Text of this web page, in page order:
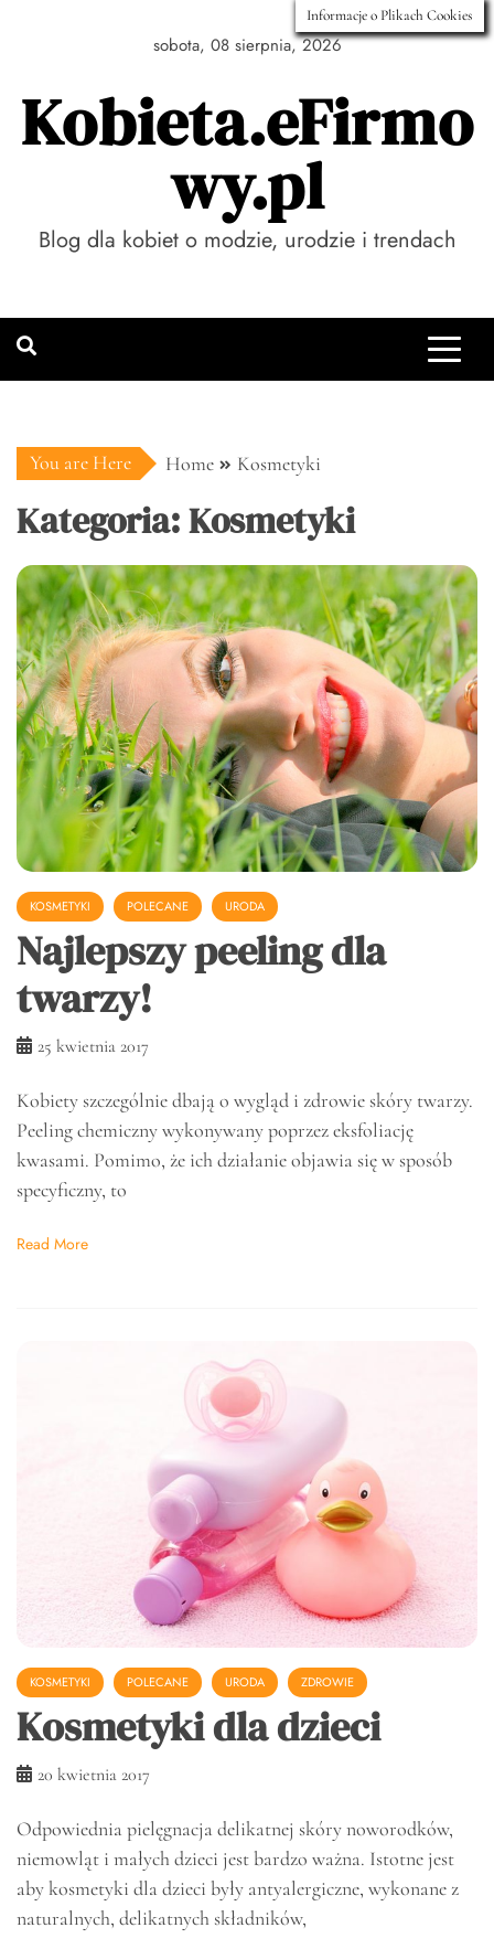
sobota, 08 sierpnia, 2026
Kobieta.eFirmo
wy.pl
Blog dla kobiet o modzie, urodzie i trendach
You are Here Home Kosmetyki
Kategoria:Kosmetyki
KOSMETYKI POLECANE URODA
Najlepszy peeling dla
twarzy!
25 kwietnia 2017
Kobiety szczególnie dbają o wygląd i zdrowie skóry twarzy.
Peeling chemiczny wykonywany poprzez eksfoliację
kwasami. Pomimo, że ich działanie objawia się w sposób
specyficzny, to
Read More
KOSMETYKI POLECANE URODA ZDROWIE
Kosmetyki dla dzieci
20 kwietnia 2017
Odpowiednia pielęgnacja delikatnej skóry noworodków,
niemowląt i małych dzieci jest bardzo ważna. Istotne jest
aby kosmetyki dla dzieci były antyalergiczne, wykonane z
naturalnych, delikatnych składników,
Informacje o Plikach Cookies